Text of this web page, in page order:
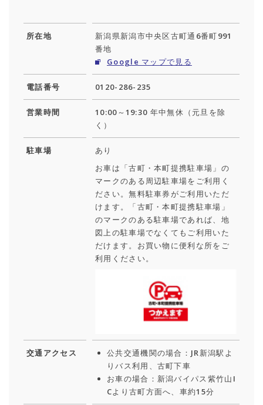
所在地
新潟県新潟市中央区古町通6番町991
番地
Google マップで見る
電話番号 0120-286-235
営業時間
10:00～19:30 年中無休（元旦を除
く）
駐車場
あり
お車は「古町・本町提携駐車場」の
マークのある周辺駐車場をご利用く
ださい。無料駐車券がご利用いただ
けます。「古町・本町提携駐車場」
のマークのある駐車場であれば、地
図上の駐車場でなくてもご利用いた
だけます。お買い物に便利な所をご
利用ください。
交通アクセス
公共交通機関の場合：JR新潟駅よ
りバス利用、古町下車
お車の場合：新潟バイパス紫竹山I
Cより古町方面へ、車約15分